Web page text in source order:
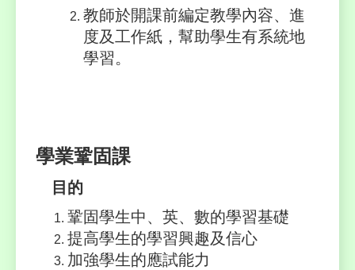
教師於開課前編定教學內容、進
度及工作紙，幫助學生有系統地
學習。
學業鞏固課
目的
鞏固學生中、英、數的學習基礎
提高學生的學習興趣及信心
加強學生的應試能力